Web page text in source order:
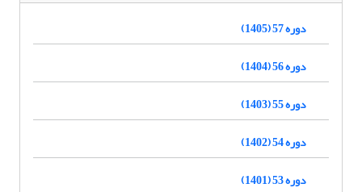
دوره 57 (1405)
دوره 56 (1404)
دوره 55 (1403)
دوره 54 (1402)
دوره 53 (1401)